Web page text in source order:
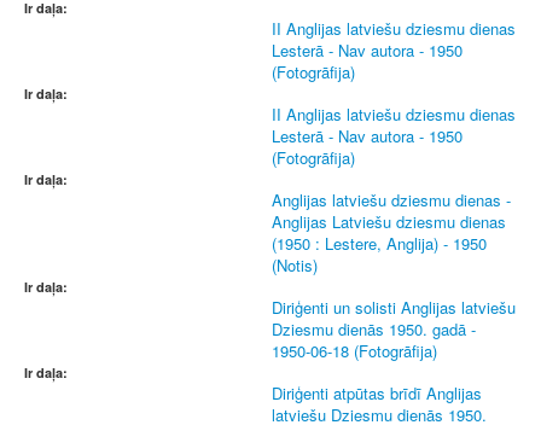
Ir daļa:
II Anglijas latviešu dziesmu dienas
Lesterā - Nav autora - 1950
(Fotogrāfija)
Ir daļa:
II Anglijas latviešu dziesmu dienas
Lesterā - Nav autora - 1950
(Fotogrāfija)
Ir daļa:
Anglijas latviešu dziesmu dienas -
Anglijas Latviešu dziesmu dienas
(1950 : Lestere, Anglija) - 1950
(Notis)
Ir daļa:
Diriģenti un solisti Anglijas latviešu
Dziesmu dienās 1950. gadā -
1950-06-18 (Fotogrāfija)
Ir daļa:
Diriģenti atpūtas brīdī Anglijas
latviešu Dziesmu dienās 1950.